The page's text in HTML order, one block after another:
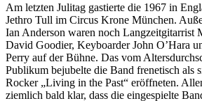
Am letzten Julitag gastierte die 1967 in
Jethro Tull im Circus Krone München.
Ian Anderson waren noch Langzeitgitarrist
David Goodier, Keyboarder John O’Hara
Perry auf der Bühne. Das vom
Publikum bejubelte die Band frenetisch als
Rocker „Living in the Past“ eröffneten.
ziemlich bald klar, dass die eingespielte